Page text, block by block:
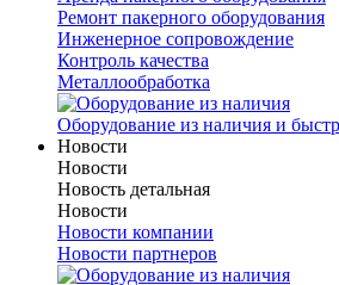
Ремонт пакерного оборудования
Инженерное сопровождение
Контроль качества
Металлообработка
Оборудование из наличия и
Новости
Новости
Новость детальная
Новости
Новости компании
Новости партнеров